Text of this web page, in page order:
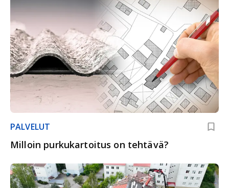
PALVELUT
Milloin purkukartoitus on tehtävä?